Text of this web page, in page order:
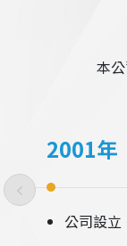
本
2001年
公司設立